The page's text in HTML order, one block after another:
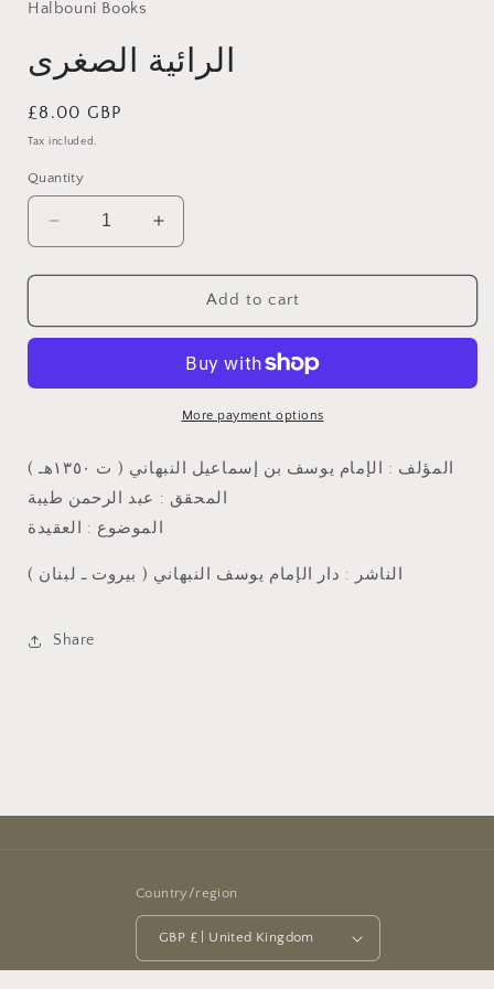
in
Halbouni Books
الرائية الصغرى
Regular
price
£8.00 GBP
Tax included.
Quantity
Decrease
quantity
for
الصغرى
Increase
quantity
for
الصغرى
Add to cart
More payment options
المؤلف : الإمام يوسف بن إسماعيل النبهاني ( ت ١٣٥٠هـ )
المحقق : عبد الرحمن طيبة
الموضوع : العقيدة
الناشر : دار الإمام يوسف النبهاني ( بيروت ـ لبنان )
Share
Country/region
GBP £ | United Kingdom